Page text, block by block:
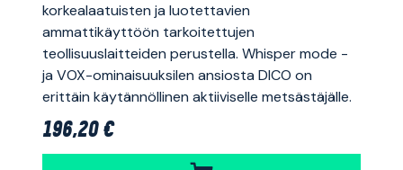
korkealaatuisten ja luotettavien
ammattikäyttöön tarkoitettujen
teollisuuslaitteiden perustella. Whisper mode -
ja VOX-ominaisuuksilen ansiosta DICO on
erittäin käytännöllinen aktiiviselle metsästäjälle.
196,20 €